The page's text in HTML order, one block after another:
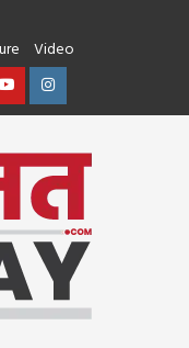
Video
Instagram